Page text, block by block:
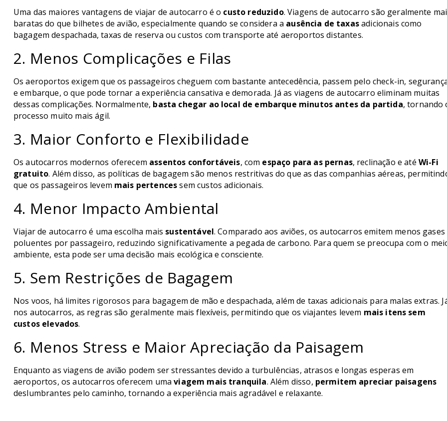
Uma das maiores vantagens de viajar de autocarro é o custo reduzido. Viagens de autocarro são geralmente
baratas do que bilhetes de avião, especialmente quando se considera a ausência de taxasadicionais como
bagagem despachada, taxas de reserva ou custos com transporte até aeroportos distantes.
2. Menos Complicações e Filas
Os aeroportos exigem que os passageiros cheguem com bastante antecedência, passem pelo check-in,
e embarque, o que pode tornar a experiência cansativa e demorada. Já as viagens de autocarro eliminam muitas
dessas complicações. Normalmente, basta chegar ao local de embarque minutos antes da partida, tornando
processo muito mais ágil.
3. Maior Conforto e Flexibilidade
Os autocarros modernos oferecem assentos confortáveis, com espaço para as pernas, reclinação e até Wi-Fi
gratuito. Além disso, as políticas de bagagem são menos restritivas do que as das companhias aéreas,
que os passageiros levem mais pertencessem custos adicionais.
4. Menor Impacto Ambiental
Viajar de autocarro é uma escolha mais sustentável. Comparado aos aviões, os autocarros emitem menos gases
poluentes por passageiro, reduzindo significativamente a pegada de carbono. Para quem se preocupa com o
ambiente, esta pode ser uma decisão mais ecológica e consciente.
5. Sem Restrições de Bagagem
Nos voos, há limites rigorosos para bagagem de mão e despachada, além de taxas adicionais para malas extras.
nos autocarros, as regras são geralmente mais flexíveis, permitindo que os viajantes levem mais itens sem
custos elevados.
6. Menos Stress e Maior Apreciação da Paisagem
Enquanto as viagens de avião podem ser stressantes devido a turbulências, atrasos e longas esperas em
aeroportos, os autocarros oferecem umaviagem mais tranquila. Além disso, permitem apreciar paisagens
deslumbrantes pelo caminho, tornando a experiência mais agradável e relaxante.